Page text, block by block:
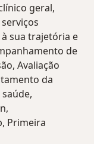
geral,
sua trajetória e
de
Avaliação
da
Primeira